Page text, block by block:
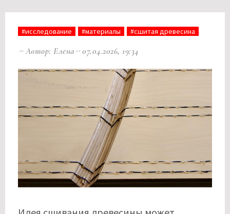
#исследование #материалы #сшитая древесина
Автор: Елена 07.04.2026, 19:34